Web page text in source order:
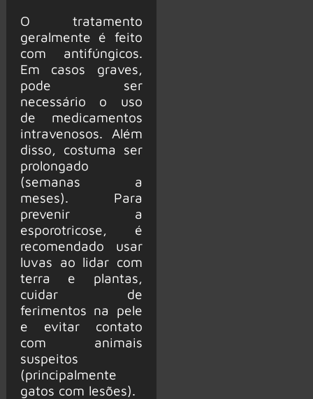
O tratamento
geralmente é feito
com antifúngicos.
Em casos graves,
pode ser
necessário o uso
de medicamentos
intravenosos. Além
disso, costuma ser
prolongado
(semanas a
meses). Para
prevenir a
esporotricose, é
recomendado usar
luvas ao lidar com
terra e plantas,
cuidar de
ferimentos na pele
e evitar contato
com animais
suspeitos
(principalmente
gatos com lesões).